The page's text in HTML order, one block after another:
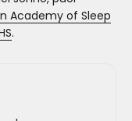
Academy of Sleep
.